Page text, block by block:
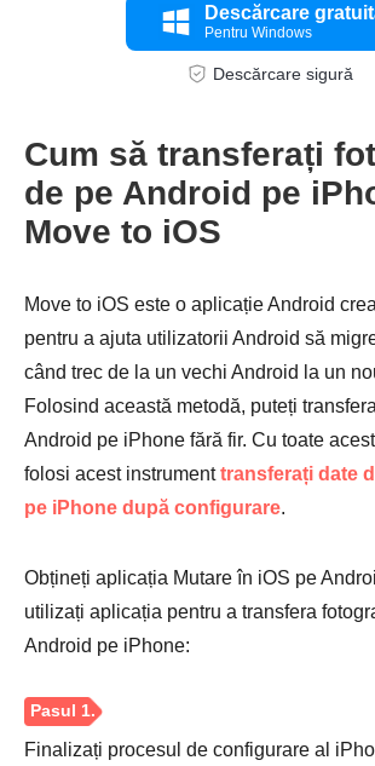
Descărcare
Pentru Windows
Descărcare sigură
Cum să transferați
de pe Android pe
Move to iOS
Move to iOS este o aplicație Android
pentru a ajuta utilizatorii Android să
când trec de la un vechi Android la un
Folosind această metodă, puteți
Android pe iPhone fără fir. Cu toate
folosi acest instrumenttransferați date
pe iPhone după configurare.
Obțineți aplicația Mutare în iOS pe
utilizați aplicația pentru a transfera
Android pe iPhone:
Finalizați procesul de configurare al